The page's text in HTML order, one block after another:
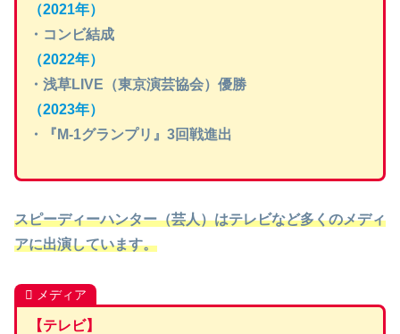
（2021年）
・コンビ結成
（2022年）
・浅草LIVE（東京演芸協会）優勝
（2023年）
・『M-1グランプリ』3回戦進出
スピーディーハンター（芸人）はテレビなど多くのメディ
アに出演しています。
メディア
【テレビ】